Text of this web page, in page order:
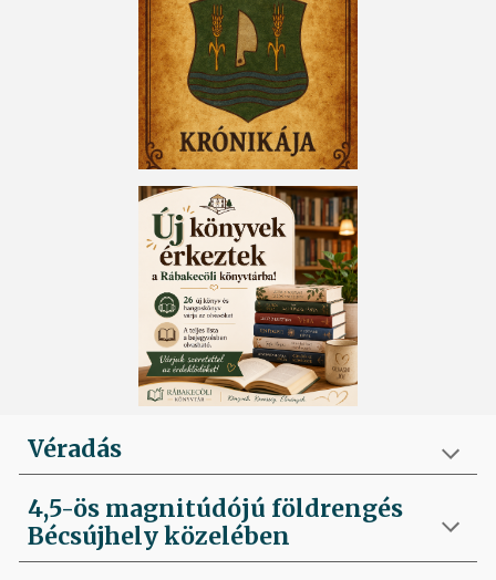
Véradás
4,5-ös magnitúdójú földrengés
Bécsújhely közelében